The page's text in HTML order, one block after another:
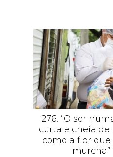
276. “O ser
curta e cheia de
como a flor que
murcha”